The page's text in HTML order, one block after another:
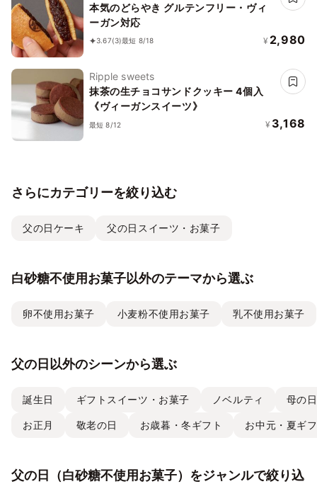
本気のどらやき グルテンフリー・ヴィ
ーガン対応
3.67(3)最短 8/18 ¥ 2,980
Ripple sweets
抹茶の生チョコサンドクッキー 4個入
《ヴィーガンスイーツ》
最短 8/12 ¥ 3,168
さらにカテゴリーを絞り込む
父の日ケーキ 父の日スイーツ・お菓子
白砂糖不使用お菓子以外のテーマから選ぶ
卵不使用お菓子 小麦粉不使用お菓子 乳不使用お菓子
父の日以外のシーンから選ぶ
誕生日 ギフトスイーツ・お菓子 ノベルティ 母の日
お正月 敬老の日 お歳暮・冬ギフト お中元・夏ギ
父の日（白砂糖不使用お菓子）をジャンルで絞り込